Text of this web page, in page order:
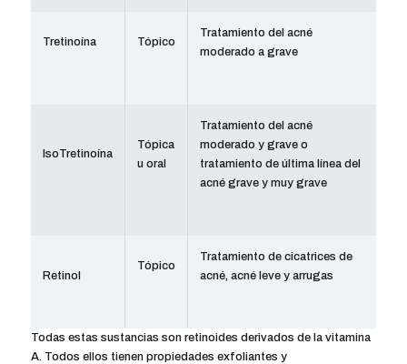
Tretinoína Tópico
Tratamiento del acné
moderado a grave
IsoTretinoína
Tópica
u oral
Tratamiento del acné
moderado y grave o
tratamiento de última línea del
acné grave y muy grave
Retinol
Tópico
Tratamiento de cicatrices de
acné, acné leve y arrugas
Todas estas sustancias son retinoides derivados de la vitamina
A. Todos ellos tienen propiedades exfoliantes y